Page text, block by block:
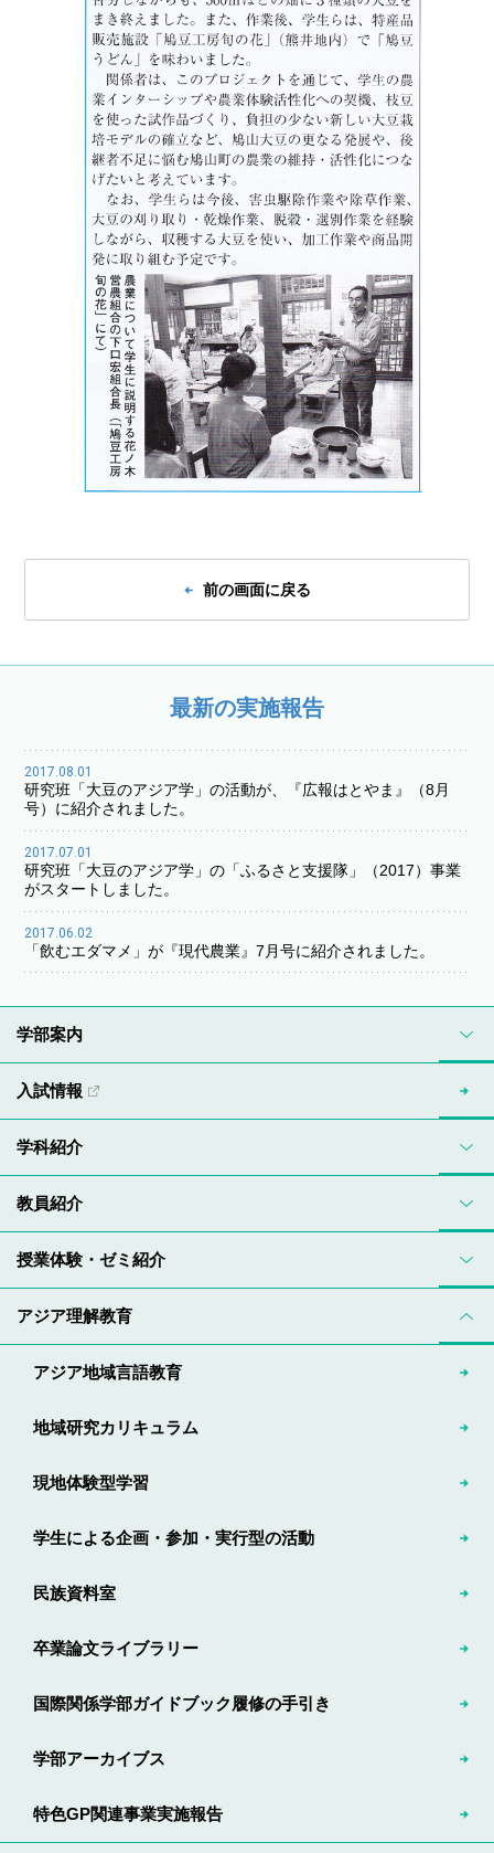
前の画面に戻る
最新の実施報告
2017.08.01
研究班「大豆のアジア学」の活動が、『広報はとやま』（8月
号）に紹介されました。
2017.07.01
研究班「大豆のアジア学」の「ふるさと支援隊」（2017）事業
がスタートしました。
2017.06.02
「飲むエダマメ」が『現代農業』7月号に紹介されました。
学部案内
入試情報
学科紹介
教員紹介
授業体験・ゼミ紹介
アジア理解教育
アジア地域言語教育
地域研究カリキュラム
現地体験型学習
学生による企画・参加・実行型の活動
民族資料室
卒業論文ライブラリー
国際関係学部ガイドブック履修の手引き
学部アーカイブス
特色GP関連事業実施報告